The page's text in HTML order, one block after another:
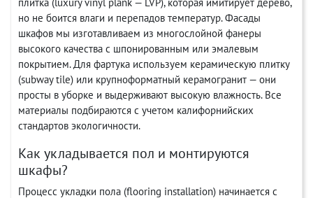
но не боится влаги и перепадов температур. Фасады
шкафов мы изготавливаем из многослойной фанеры
высокого качества с шпонированным или эмалевым
покрытием. Для фартука используем керамическую плитку
(subway tile) или крупноформатный керамогранит — они
просты в уборке и выдерживают высокую влажность. Все
материалы подбираются с учетом калифорнийских
стандартов экологичности.
Как укладывается пол и монтируются
шкафы?
Процесс укладки пола (flooring installation) начинается с